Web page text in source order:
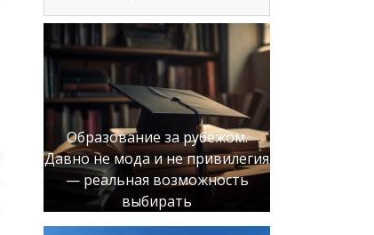
Образование за рубежом.
Давно не мода и не привилегия
— реальная возможность
выбирать